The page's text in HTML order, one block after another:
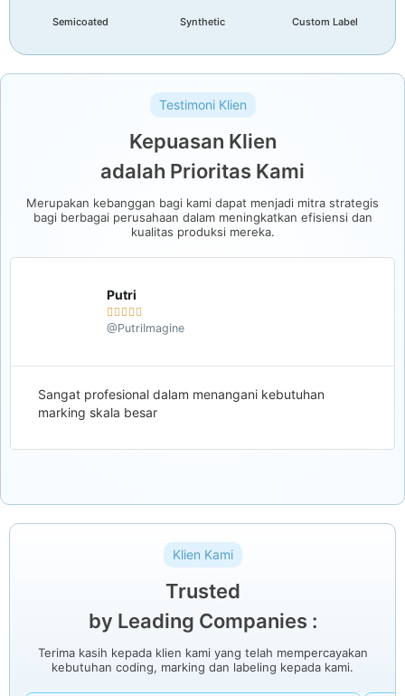
Semicoated Synthetic Custom Label
Testimoni Klien
Kepuasan Klien
adalah Prioritas Kami
Merupakan kebanggan bagi kami dapat menjadi mitra strategis
bagi berbagai perusahaan dalam meningkatkan efisiensi dan
kualitas produksi mereka.
Putri
    
@PutriImagine
Sangat profesional dalam menangani kebutuhan
marking skala besar
Klien Kami
Trusted
by Leading Companies :
Terima kasih kepada klien kami yang telah mempercayakan
kebutuhan coding, marking dan labeling kepada kami.